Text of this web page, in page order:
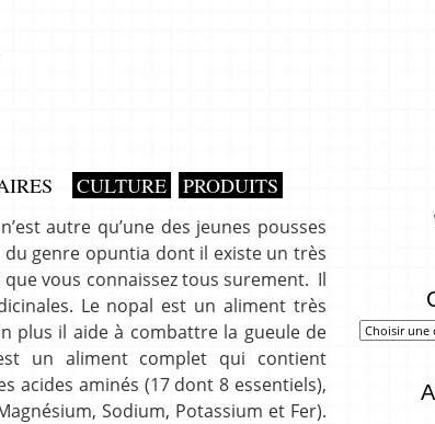
CULTURE PRODUITS
autre qu’une des jeunes pousses
genre opuntia dont il existe un très
vous connaissez tous surement. Il
Le nopal est un aliment très
plus il aide à combattre la gueule de
un aliment complet qui contient
acides aminés (17 dont 8 essentiels),
Sodium, Potassium et Fer).